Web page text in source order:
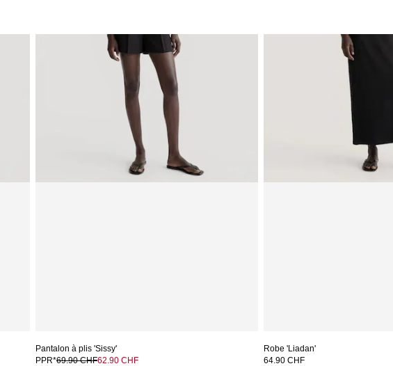
Pantalon à plis 'Sissy'
PPR*69.90 CHF62.90 CHF
Robe 'Liadan'
64.90 CHF